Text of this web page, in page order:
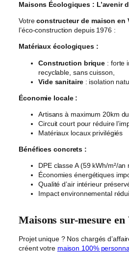
Maisons Écologiques : L’avenir
Votreconstructeur de maison en
l’éco-construction depuis 1976 :
Matériaux écologiques :
Construction brique : forte
recyclable, sans cuisson,
Vide sanitaire: isolation
Économie locale :
Artisans à maximum 20km
Circuit court pour réduire
Matériaux locaux privilégiés
Bénéfices concrets :
DPE classe A (59 kWh/m²/an
Économies énergétiques
Qualité d’air intérieur
Impact environnemental
Maisons sur-mesure en
Projet unique ? Nos chargés
créent votre maison 100%